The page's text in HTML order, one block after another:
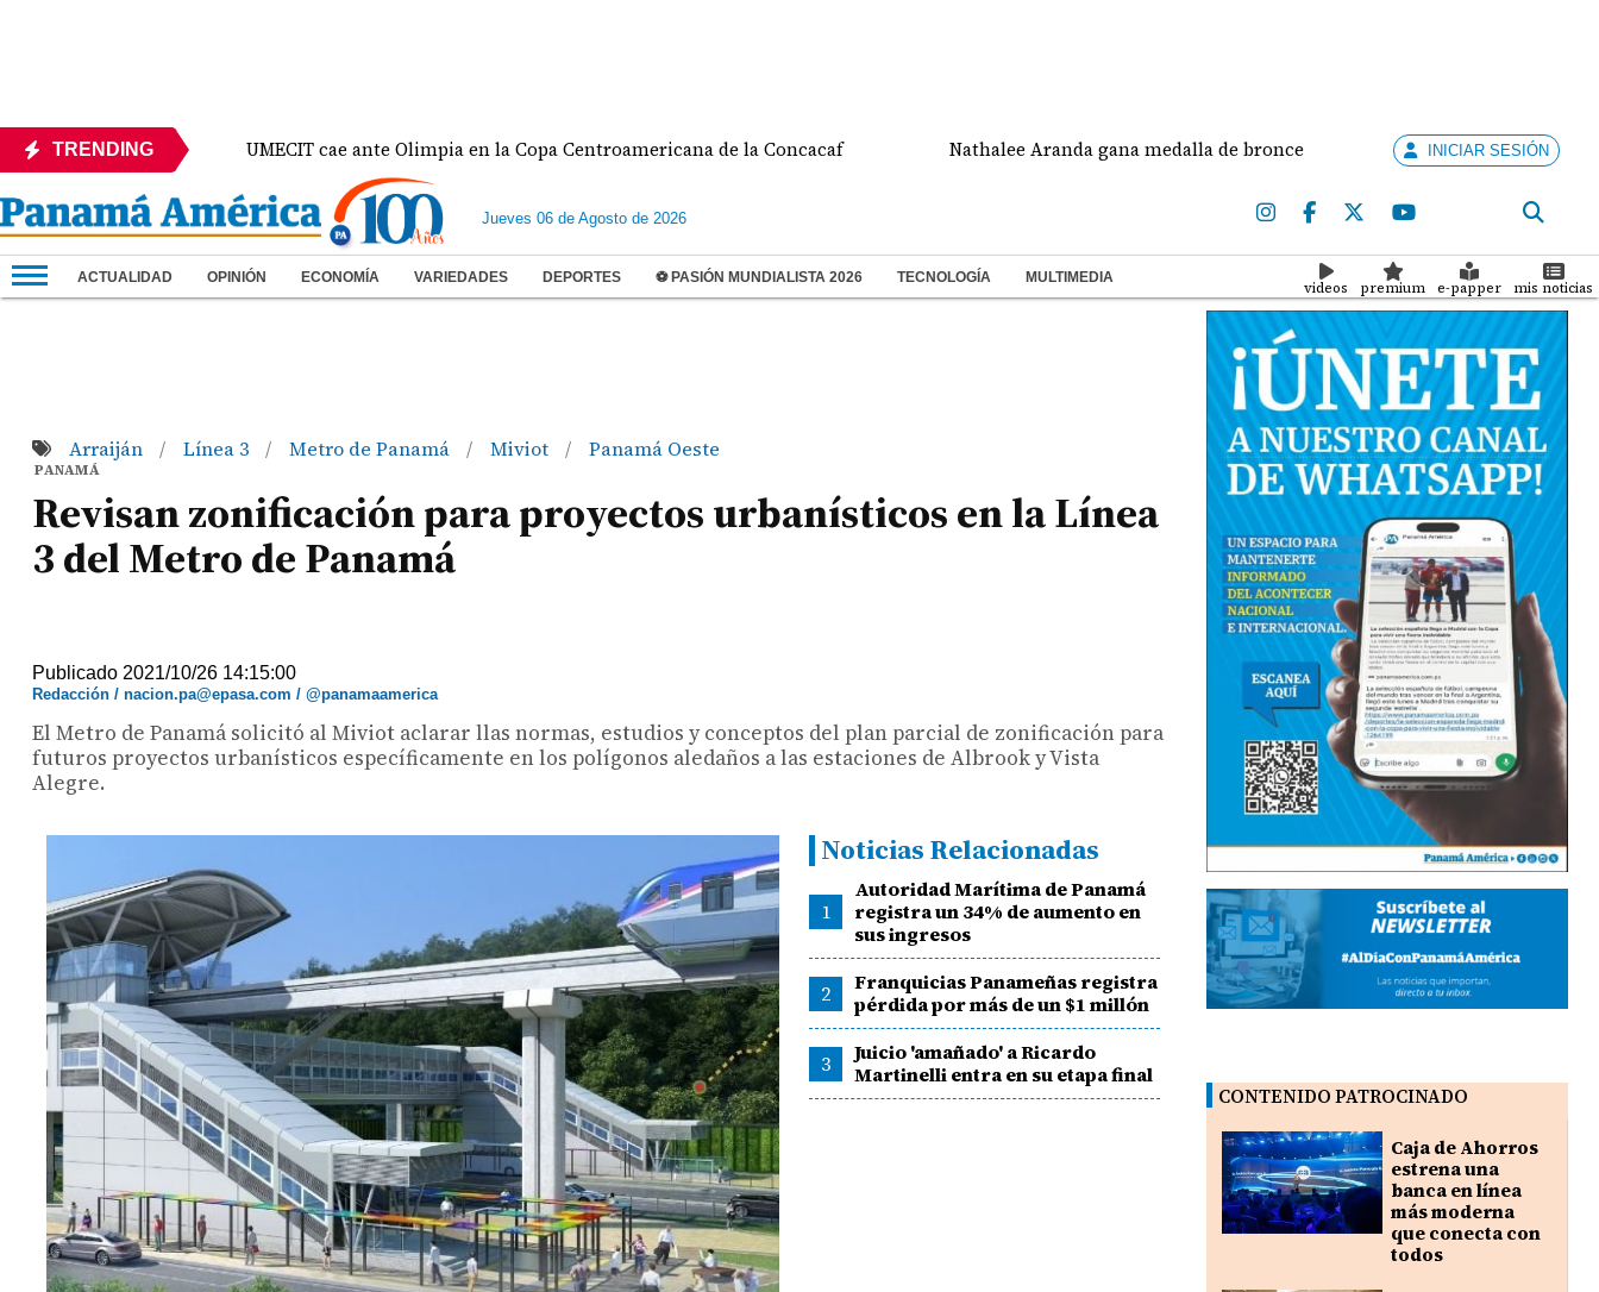
TRENDING
México UMECIT cae ante Olimpia en la Copa Centroamericana de la Concacaf Nathalee Aranda gana medalla de bronce en salto largo femeninoINICIAR SESIÓN
Jueves 06 de Agosto de 2026
ACTUALIDAD OPINIÓN ECONOMÍA VARIEDADES DEPORTES ⚽ PASIÓN MUNDIALISTA 2026 TECNOLOGÍA MULTIMEDIA
videos premium e-papper mis noticias
Arraiján / Línea 3 / Metro de Panamá / Miviot / Panamá Oeste
PANAMÁ
Revisan zonificación para proyectos urbanísticos en la Línea
3 del Metro de Panamá
Publicado 2021/10/26 14:15:00
Redacción / nacion.pa@epasa.com / @panamaamerica
El Metro de Panamá solicitó al Miviot aclarar llas normas, estudios y conceptos del plan parcial de zonificación para
futuros proyectos urbanísticos específicamente en los polígonos aledaños a las estaciones de Albrook y Vista
Alegre.
Noticias Relacionadas
1
Autoridad Marítima de Panamá
registra un 34% de aumento en
sus ingresos
2
Franquicias Panameñas registra
pérdida por más de un $1 millón
3
Juicio 'amañado' a Ricardo
Martinelli entra en su etapa final
CONTENIDO PATROCINADO
Caja de Ahorros
estrena una
banca en línea
más moderna
que conecta con
todos